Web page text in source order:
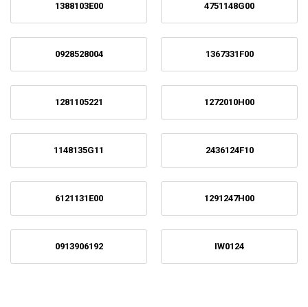
1388103E00 4751148G00
0928528004 1367331F00
1281105221 1272010H00
1148135G11 2436124F10
6121131E00 1291247H00
0913906192 IW0124